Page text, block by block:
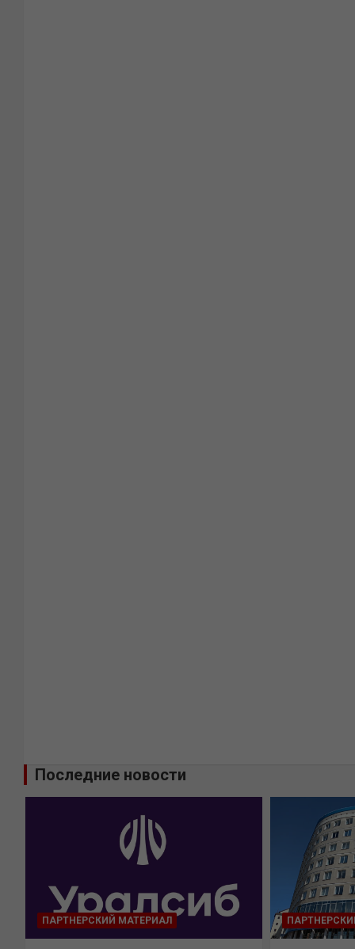
Последние новости
ПАРТНЕРСКИЙ МАТЕРИАЛ